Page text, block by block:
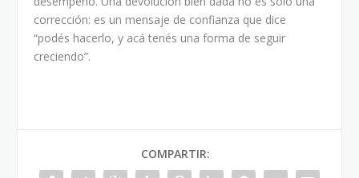
corrección: es un mensaje de confianza que dice
“podés hacerlo, y acá tenés una forma de seguir
creciendo”.
COMPARTIR: